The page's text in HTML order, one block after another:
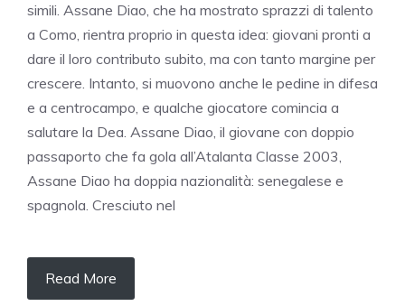
simili. Assane Diao, che ha mostrato sprazzi di talento
a Como, rientra proprio in questa idea: giovani pronti a
dare il loro contributo subito, ma con tanto margine per
crescere. Intanto, si muovono anche le pedine in difesa
e a centrocampo, e qualche giocatore comincia a
salutare la Dea. Assane Diao, il giovane con doppio
passaporto che fa gola all’Atalanta Classe 2003,
Assane Diao ha doppia nazionalità: senegalese e
spagnola. Cresciuto nel
Read More